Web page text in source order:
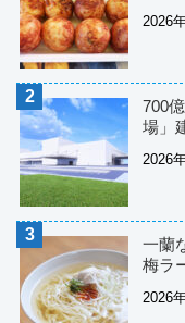
2026
700
場」
2026
一蘭
梅ラ
2026